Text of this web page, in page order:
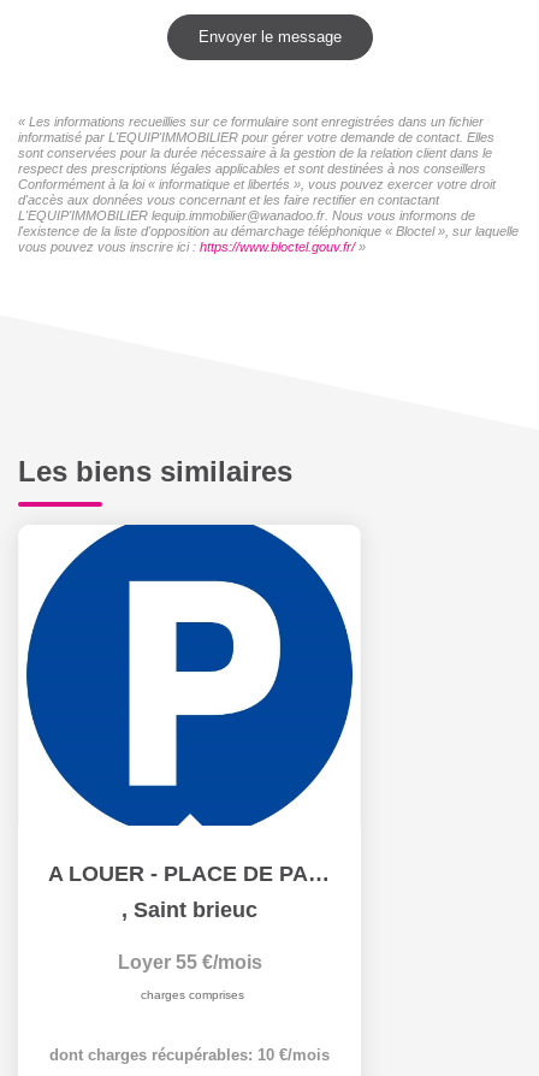
Envoyer le message
« Les informations recueillies sur ce formulaire sont enregistrées dans un fichier
informatisé par L'EQUIP'IMMOBILIER pour gérer votre demande de contact. Elles
sont conservées pour la durée nécessaire à la gestion de la relation client dans le
respect des prescriptions légales applicables et sont destinées à nos conseillers
Conformément à la loi « informatique et libertés », vous pouvez exercer votre droit
d'accès aux données vous concernant et les faire rectifier en contactant
L'EQUIP'IMMOBILIER lequip.immobilier@wanadoo.fr. Nous vous informons de
l'existence de la liste d'opposition au démarchage téléphonique « Bloctel », sur laquelle
vous pouvez vous inscrire ici : https://www.bloctel.gouv.fr/»
Les biens similaires
A LOUER - PLACE DE PARKING - CENTRE VILLE /SAINT BRIEUC
, Saint brieuc
Loyer 55 €/mois
charges comprises
dont charges récupérables: 10 €/mois